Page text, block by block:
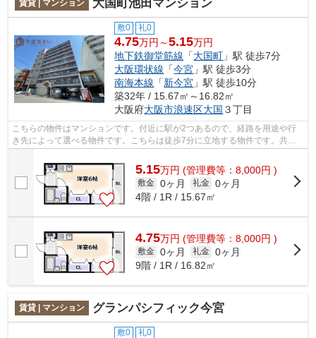
賃貸 | マンション 大国町池田マンション
敷0 礼0
4.75万円～5.15万円
地下鉄御堂筋線 「大国町 」駅 徒歩7分
大阪環状線 「今宮 」駅 徒歩3分
南海本線 「新今宮 」駅 徒歩10分
築32年 / 15.67㎡～16.82㎡
大阪府大阪市浪速区大国 ３丁目
こちらの物件はマンションです。付近に駅が2つあるので、経路を用途や行
き先によって選べる物件です。こちらは徒歩7分に立地する物件です。共用
5.15万円 (管理費等：8,000円 )
敷金 0ヶ月 礼金 0ヶ月
4階 / 1R / 15.67㎡
4.75万円 (管理費等：8,000円 )
敷金 0ヶ月 礼金 0ヶ月
9階 / 1R / 16.82㎡
賃貸 | マンション グランパシフィック今宮
敷0 礼0